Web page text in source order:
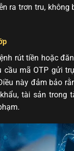
ra trơn tru, không
rút tiền hoặc
cầu mã OTP gửi
này đảm bảo
tài sản trong